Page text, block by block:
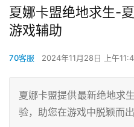
夏娜卡盟绝地求生-
游戏辅助
70客服 2024年11月28日 上午
夏娜卡盟提供最新绝地求
验，助您在游戏中脱颖而出